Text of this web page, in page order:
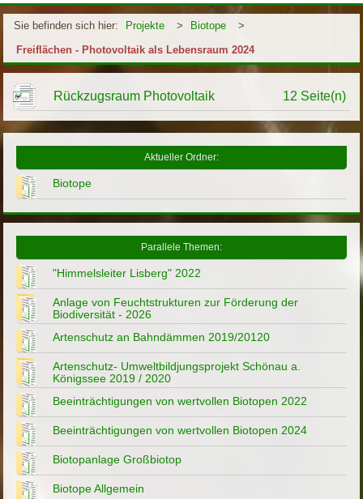
Sie befinden sich hier: Projekte > Biotope
>
Freiflächen - Photovoltaik als Lebensraum 2024
Rückzugsraum Photovoltaik 12 Seite(n)
Aktueller Ordner:
Biotope
Parallele Themen:
"Himmelsleiter Lisberg" 2022
Anlage von Feuchtstrukturen zur Förderung der
Biodiversität - 2026
Artenschutz an Bahndämmen 2019/20120
Artenschutz- Umweltbildjungsprojekt Schönau a.
Königssee 2019 / 2020
Beeinträchtigungen von wertvollen Biotopen 2022
Beeinträchtigungen von wertvollen Biotopen 2024
Biotopanlage Großbiotop
Biotope Allgemein